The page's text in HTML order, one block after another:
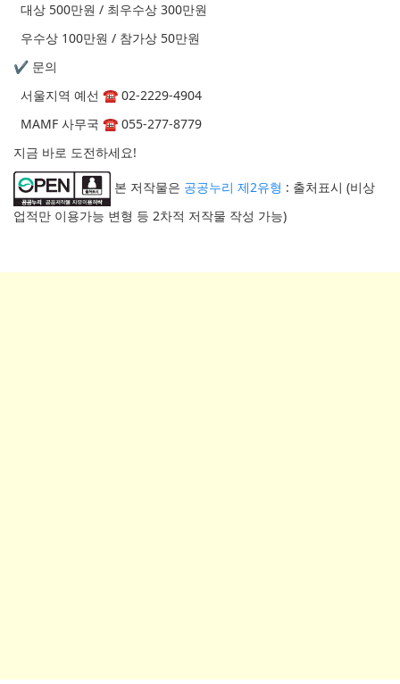
대상 500만원 / 최우수상 300만원
우수상 100만원 / 참가상 50만원
✔ 문의
서울지역 예선 ☎ 02-2229-4904
MAMF 사무국 ☎ 055-277-8779
지금 바로 도전하세요!
본 저작물은 공공누리 제2유형 : 출처표시 (비상
업적만 이용가능 변형 등 2차적 저작물 작성 가능)